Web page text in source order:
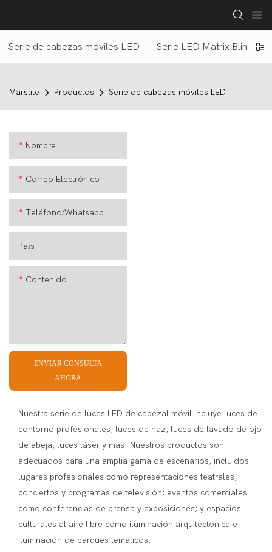
Serie de cabezas móviles LED Serie LED Matrix Blinder
Marslite Productos Serie de cabezas móviles LED
Nombre
Correo Electrónico
Teléfono/whatsapp
País
Contenido
ENVIAR CONSULTA
AHORA
Nuestra serie de luces LED de cabezal móvil incluye luces de
contorno profesionales, luces de haz, luces de lavado de ojo
de abeja, luces láser y más. Nuestros productos son
adecuados para una amplia gama de escenarios, incluidos
lugares profesionales como representaciones teatrales,
conciertos y programas de televisión; eventos comerciales
como conferencias de prensa y exposiciones; y espacios
culturales al aire libre como iluminación arquitectónica e
iluminación de parques temáticos.